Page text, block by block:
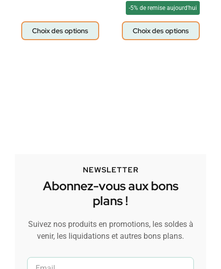
Choix des options
-5% de remise aujourd'hui
Choix des options
NEWSLETTER
Abonnez-vous aux bons
plans !
Suivez nos produits en promotions, les soldes à
venir, les liquidations et autres bons plans.